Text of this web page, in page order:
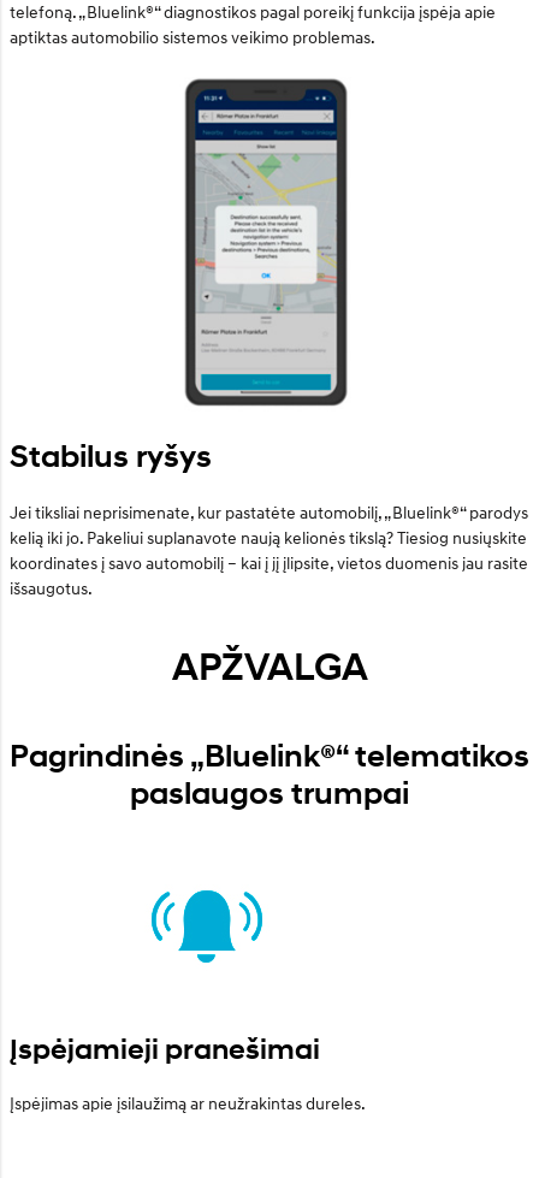
telefoną. „Bluelink®“ diagnostikos pagal poreikį funkcija įspėja apie
aptiktas automobilio sistemos veikimo problemas.
Stabilus ryšys
Jei tiksliai neprisimenate, kur pastatėte automobilį, „Bluelink®“ parodys
kelią iki jo. Pakeliui suplanavote naują kelionės tikslą? Tiesiog nusiųskite
koordinates į savo automobilį – kai į jį įlipsite, vietos duomenis jau rasite
išsaugotus.
APŽVALGA
Pagrindinės „Bluelink®“ telematikos
paslaugos trumpai
Įspėjamieji pranešimai
Įspėjimas apie įsilaužimą ar neužrakintas dureles.